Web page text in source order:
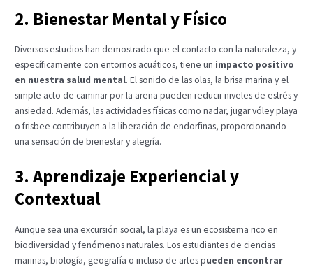
2. Bienestar Mental y Físico
Diversos estudios han demostrado que el contacto con la naturaleza, y
específicamente con entornos acuáticos, tiene un impacto positivo
en nuestra salud mental. El sonido de las olas, la brisa marina y el
simple acto de caminar por la arena pueden reducir niveles de estrés y
ansiedad. Además, las actividades físicas como nadar, jugar vóley playa
o frisbee contribuyen a la liberación de endorfinas, proporcionando
una sensación de bienestar y alegría.
3. Aprendizaje Experiencial y
Contextual
Aunque sea una excursión social, la playa es un ecosistema rico en
biodiversidad y fenómenos naturales. Los estudiantes de ciencias
marinas, biología, geografía o incluso de artes pueden encontrar